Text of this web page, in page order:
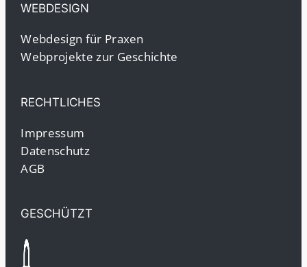
WEBDESIGN
Webdesign für Praxen
Webprojekte zur Geschichte
RECHTLICHES
Impressum
Datenschutz
AGB
GESCHÜTZT